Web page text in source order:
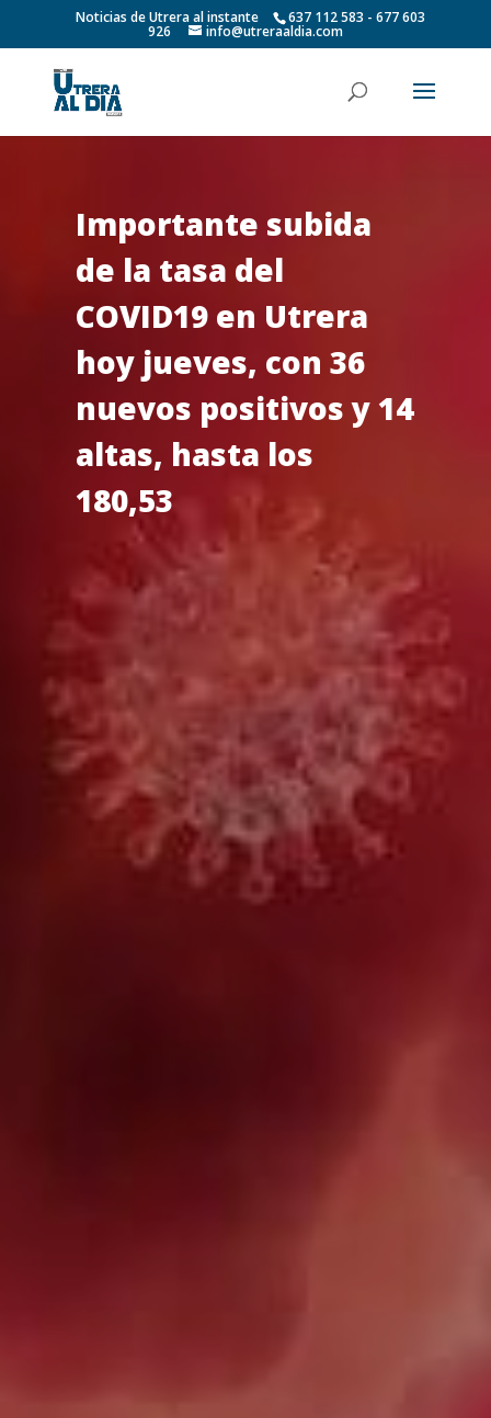
Noticias de Utrera al instante 637 112 583 - 677 603
926 info@utreraaldia.com
Importante subida
de la tasa del
COVID19 en Utrera
hoy jueves, con 36
nuevos positivos y 14
altas, hasta los
180,53